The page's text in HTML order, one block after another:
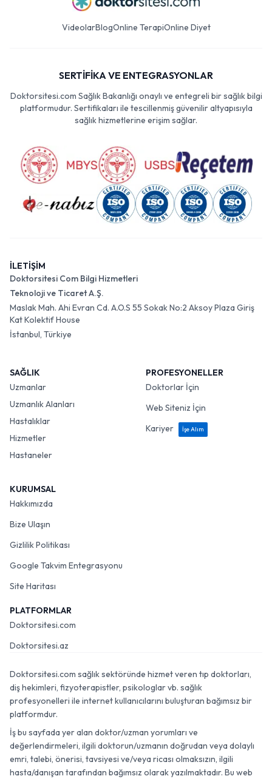
VideolarBlogOnline TerapiOnline Diyet
SERTİFİKA VE ENTEGRASYONLAR
Doktorsitesi.com Sağlık Bakanlığı onaylı ve entegreli bir sağlık bilgi
platformudur. Sertifikaları ile tescillenmiş güvenilir altyapısıyla
sağlık hizmetlerine erişim sağlar.
İLETİŞİM
Doktorsitesi Com Bilgi Hizmetleri
Teknoloji ve Ticaret A.Ş.
Maslak Mah. Ahi Evran Cd. A.O.S 55 Sokak No:2 Aksoy Plaza Giriş
Kat Kolektif House
İstanbul, Türkiye
SAĞLIK
Uzmanlar
Uzmanlık Alanları
Hastalıklar
Hizmetler
Hastaneler
PROFESYONELLER
Doktorlar İçin
Web Siteniz İçin
Kariyer
İşe Alım
KURUMSAL
Hakkımızda
Bize Ulaşın
Gizlilik Politikası
Google Takvim Entegrasyonu
Site Haritası
PLATFORMLAR
Doktorsitesi.com
Doktorsitesi.az
Doktorsitesi.com sağlık sektöründe hizmet veren tıp doktorları,
diş hekimleri, fizyoterapistler, psikologlar vb. sağlık
profesyonelleri ile internet kullanıcılarını buluşturan bağımsız bir
platformdur.
İş bu sayfada yer alan doktor/uzman yorumları ve
değerlendirmeleri, ilgili doktorun/uzmanın doğrudan veya dolaylı
emri, talebi, önerisi, tavsiyesi ve/veya ricası olmaksızın, ilgili
hasta/danışan tarafından bağımsız olarak yazılmaktadır. Bu web